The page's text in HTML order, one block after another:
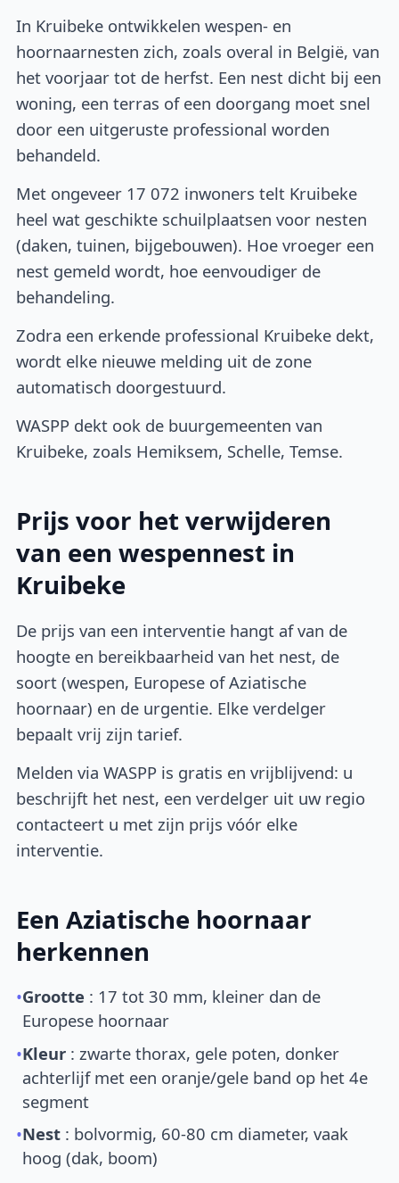
In Kruibeke ontwikkelen wespen- en
hoornaarnesten zich, zoals overal in België, van
het voorjaar tot de herfst. Een nest dicht bij een
woning, een terras of een doorgang moet snel
door een uitgeruste professional worden
behandeld.
Met ongeveer 17 072 inwoners telt Kruibeke
heel wat geschikte schuilplaatsen voor nesten
(daken, tuinen, bijgebouwen). Hoe vroeger een
nest gemeld wordt, hoe eenvoudiger de
behandeling.
Zodra een erkende professional Kruibeke dekt,
wordt elke nieuwe melding uit de zone
automatisch doorgestuurd.
WASPP dekt ook de buurgemeenten van
Kruibeke, zoals Hemiksem, Schelle, Temse.
Prijs voor het verwijderen
van een wespennest in
Kruibeke
De prijs van een interventie hangt af van de
hoogte en bereikbaarheid van het nest, de
soort (wespen, Europese of Aziatische
hoornaar) en de urgentie. Elke verdelger
bepaalt vrij zijn tarief.
Melden via WASPP is gratis en vrijblijvend: u
beschrijft het nest, een verdelger uit uw regio
contacteert u met zijn prijs vóór elke
interventie.
Een Aziatische hoornaar
herkennen
•Grootte : 17 tot 30 mm, kleiner dan de
Europese hoornaar
•Kleur : zwarte thorax, gele poten, donker
achterlijf met een oranje/gele band op het 4e
segment
•Nest : bolvormig, 60-80 cm diameter, vaak
hoog (dak, boom)